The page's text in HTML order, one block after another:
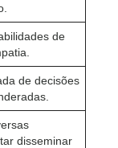
de
de decisões
disseminar